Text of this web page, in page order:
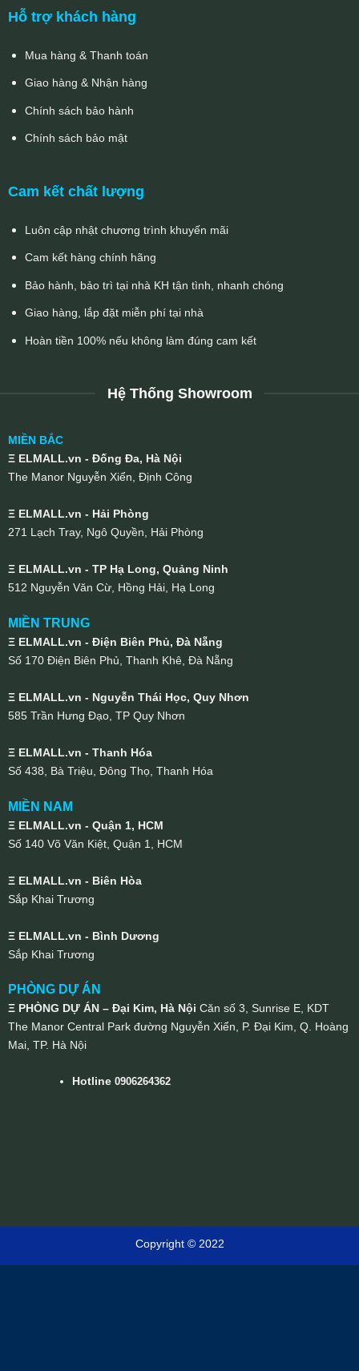
Hỗ trợ khách hàng
Mua hàng & Thanh toán
Giao hàng & Nhận hàng
Chính sách bảo hành
Chính sách bảo mật
Cam kết chất lượng
Luôn cập nhật chương trình khuyến mãi
Cam kết hàng chính hãng
Bảo hành, bảo trì tại nhà KH tận tình, nhanh chóng
Giao hàng, lắp đặt miễn phí tại nhà
Hoàn tiền 100% nếu không làm đúng cam kết
Hệ Thống Showroom
MIỀN BẮC
Ξ ELMALL.vn - Đống Đa, Hà Nội
The Manor Nguyễn Xiển, Định Công
Ξ ELMALL.vn - Hải Phòng
271 Lạch Tray, Ngô Quyền, Hải Phòng
Ξ ELMALL.vn - TP Hạ Long, Quảng Ninh
512 Nguyễn Văn Cừ, Hồng Hải, Hạ Long
MIỀN TRUNG
Ξ ELMALL.vn - Điện Biên Phủ, Đà Nẵng
Số 170 Điện Biên Phủ, Thanh Khê, Đà Nẵng
Ξ ELMALL.vn - Nguyễn Thái Học, Quy Nhơn
585 Trần Hưng Đạo, TP Quy Nhơn
Ξ ELMALL.vn - Thanh Hóa
Số 438, Bà Triệu, Đông Thọ, Thanh Hóa
MIỀN NAM
Ξ ELMALL.vn - Quận 1, HCM
Số 140 Võ Văn Kiệt, Quận 1, HCM
Ξ ELMALL.vn - Biên Hòa
Sắp Khai Trương
Ξ ELMALL.vn - Bình Dương
Sắp Khai Trương
PHÒNG DỰ ÁN
Ξ PHÒNG DỰ ÁN – Đại Kim, Hà Nội Căn số 3, Sunrise E, KDT
The Manor Central Park đường Nguyễn Xiển, P. Đại Kim, Q. Hoàng
Mai, TP. Hà Nội
Hotline0906264362
Copyright © 2022